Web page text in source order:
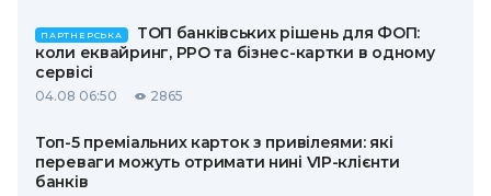
ПАРТНЕРСЬКА
ТОП банківських рішень для ФОП:
коли еквайринг, РРО та бізнес-картки в одному
сервісі
04.08 06:50 2865
Топ-5 преміальних карток з привілеями: які
переваги можуть отримати нині VIP-клієнти
банків